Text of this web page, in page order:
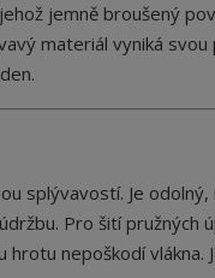
jemně broušený
materiál vyniká
splývavostí. Je
Pro šití
hrotu nepoškodí vlákna.